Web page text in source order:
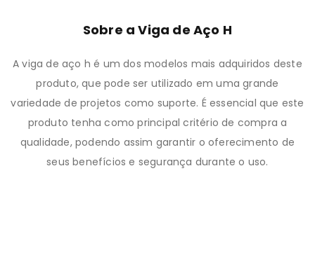
Sobre a Viga de Aço H
A viga de aço h é um dos modelos mais adquiridos deste
produto, que pode ser utilizado em uma grande
variedade de projetos como suporte. É essencial que este
produto tenha como principal critério de compra a
qualidade, podendo assim garantir o oferecimento de
seus benefícios e segurança durante o uso.